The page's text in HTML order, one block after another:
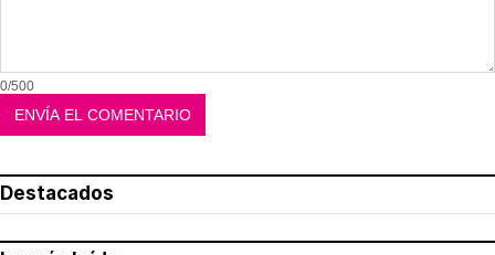
0/500
Destacados